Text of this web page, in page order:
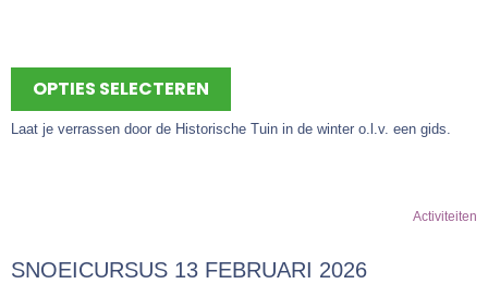
OPTIES SELECTEREN
Laat je verrassen door de Historische Tuin in de winter o.l.v. een gids.
Activiteiten
SNOEICURSUS 13 FEBRUARI 2026